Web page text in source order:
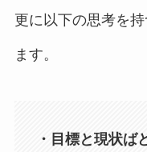
更に以下の思考を
ます。
・目標と現状ば